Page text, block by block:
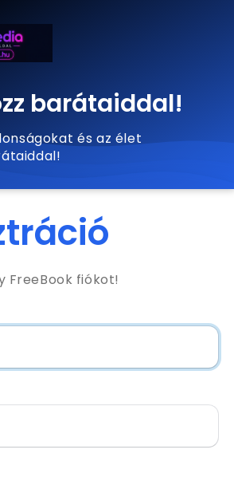
barátaiddal!
és az élet
FreeBook fiókot!